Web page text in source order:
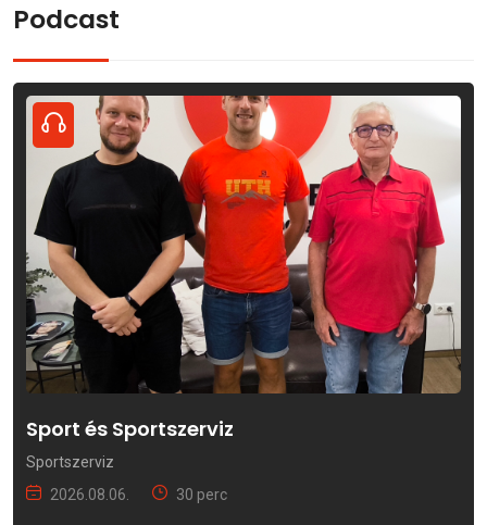
Podcast
Sport és Sportszerviz
Sportszerviz
2026.08.06.
30 perc